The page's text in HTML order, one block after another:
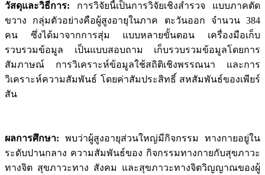
วัสดุและวิธีการ: การวิจัยนี้เป็นการวิจัยเชิงสำรวจ แบบภาคตัด
ขวาง กลุ่มตัวอย่างคือผู้สูงอายุในภาค ตะวันออก จำนวน 384
คน ซึ่งได้มาจากการสุ่ม แบบหลายขั้นตอน เครื่องมือเก็บ
รวบรวมข้อมูล เป็นแบบสอบถาม เก็บรวบรวมข้อมูลโดยการ
สัมภาษณ์ การวิเคราะห์ข้อมูลใช้สถิติเชิงพรรณนา และการ
วิเคราะห์ความสัมพันธ์ โดยค่าสัมประสิทธิ์ สหสัมพันธ์ของเพียร์
สัน
ผลการศึกษา: พบว่าผู้สูงอายุส่วนใหญ่มีกิจกรรม ทางกายอยู่ใน
ระดับปานกลาง ความสัมพันธ์ของ กิจกรรมทางกายกับสุขภาวะ
ทางจิต สุขภาวะทาง สังคม และสุขภาวะทางจิตวิญญาณของผู้